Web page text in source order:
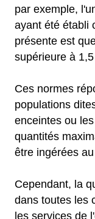
par exemple,
ayant été établi
présente est
supérieure à
Ces normes
populations
enceintes ou
quantités
être ingérées
Cependant, la
dans toutes les
les services de